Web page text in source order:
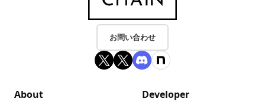
お問い合わせ
About
Developer